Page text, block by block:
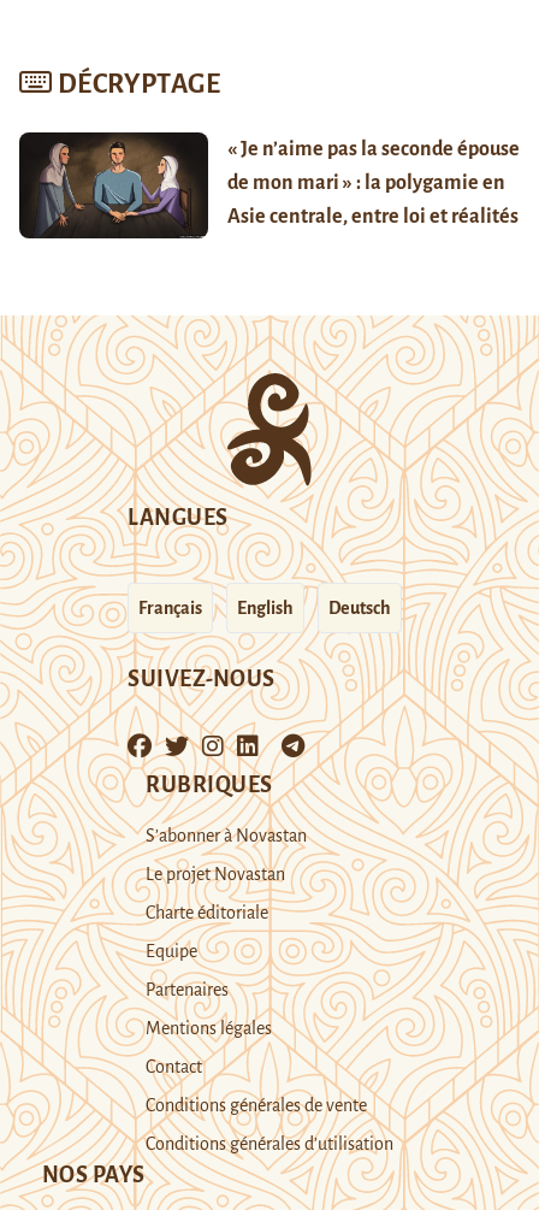
DÉCRYPTAGE
« Je n’aime pas la seconde épouse
de mon mari » : la polygamie en
Asie centrale, entre loi et réalités
LANGUES
Français English Deutsch
SUIVEZ-NOUS
RUBRIQUES
S’abonner à Novastan
Le projet Novastan
Charte éditoriale
Equipe
Partenaires
Mentions légales
Contact
Conditions générales de vente
Conditions générales d’utilisation
NOS PAYS